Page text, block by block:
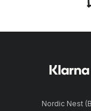
Nordic Nest